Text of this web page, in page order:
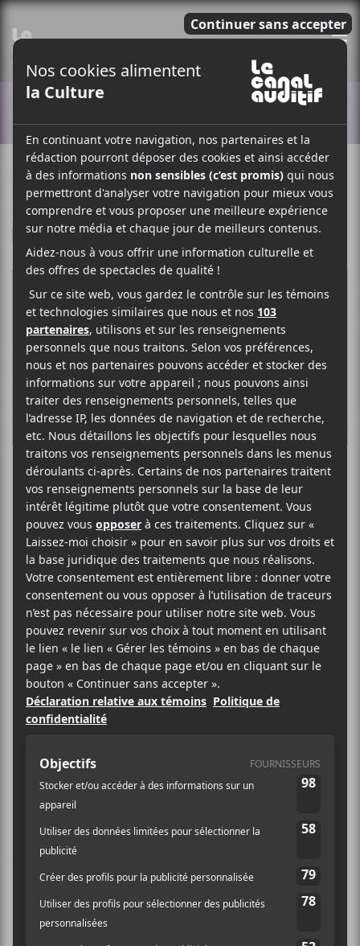
31 JANVIER 2022
PARMYRIAM BERCIER
/ EXPÉRIMENTAL
/ ROCK
F
A
C
E
B
O
K
T
W
I
T
T
E
P
A
R
T
A
G
E
R
Isaac Wood, le
chanteur de Black
Country, New
Road, quitte le
groupe
publié sur les réseaux sociaux du
groupe qu’Isaac Wood, le chanteur de
Black Country, New Road, a annoncé
son départ. Le groupe continuera de
faire de la musique ensemble sans lui,
mais a annulé tous ses concerts
prévus pour 2022.